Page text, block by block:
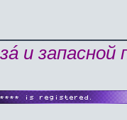
и